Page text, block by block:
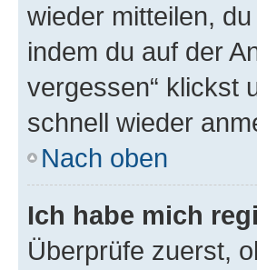
wieder mitteilen,
indem du auf der
vergessen“ klickst
schnell wieder
Nach oben
Ich habe mich
Überprüfe zuerst,